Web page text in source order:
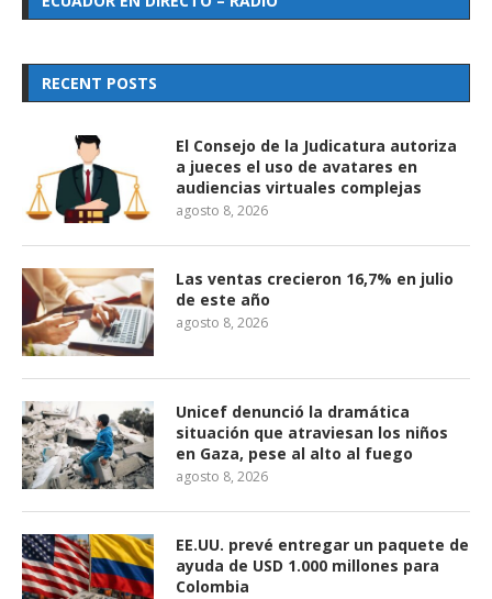
RECENT POSTS
El Consejo de la Judicatura autoriza
a jueces el uso de avatares en
audiencias virtuales complejas
agosto 8, 2026
Las ventas crecieron 16,7% en julio
de este año
agosto 8, 2026
Unicef denunció la dramática
situación que atraviesan los niños
en Gaza, pese al alto al fuego
agosto 8, 2026
EE.UU. prevé entregar un paquete de
ayuda de USD 1.000 millones para
Colombia